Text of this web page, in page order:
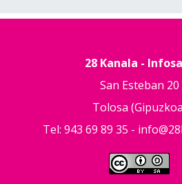
28 Kanala -
San Esteban 20
Tolosa
Tel: 943 69 89 35 -